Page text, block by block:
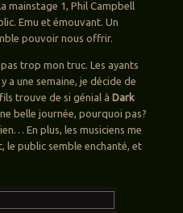
mainstage 1, Phil Campbell
Emu et émouvant. Un
pouvoir nous offrir.
trop mon truc. Les ayants
a une semaine, je décide de
trouve de si génial à Dark
belle journée, pourquoi pas?
En plus, les musiciens me
le public semble enchanté, et